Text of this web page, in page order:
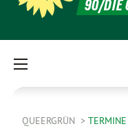
90/DIE
QUEERGRÜN TERMINE